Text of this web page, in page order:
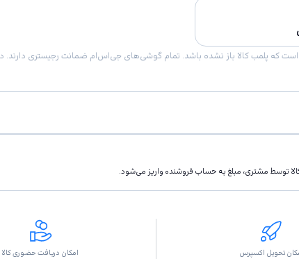
توسط مشتری، مبلغ به حساب فروشنده واريز مى‌شود.
تحویل اکسپرس امکان دریافت حضوری کالا